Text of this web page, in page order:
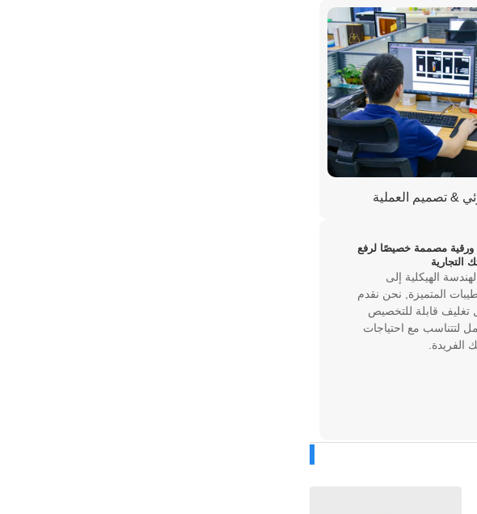
& تصميم العملية
ورقية مصممة خصيصًا لرفع
التجارية
الهيكلية إلى
المتميزة, نحن نقدم
تغليف قابلة للتخصيص
لتتناسب مع احتياجات
الفريدة.